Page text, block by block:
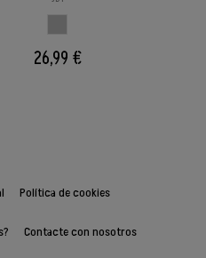
26,99 €
Política de cookies
Contacte con nosotros